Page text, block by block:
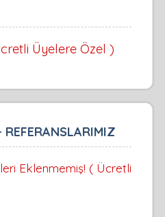
Üyelere Özel )
Eklenmemiş! ( Ücretli